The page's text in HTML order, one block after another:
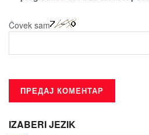
Čovek sam
IZABERI JEZIK